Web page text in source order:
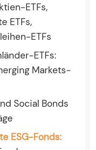
ETFs,
ETFs,
ETFs
ETFs:
Markets-
Social Bonds
ESG-Fonds: